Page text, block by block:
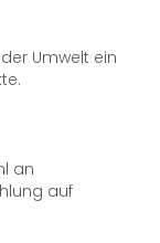
Umwelt ein
an
auf